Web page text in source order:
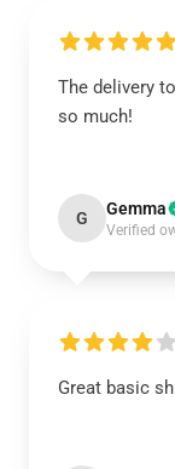
The delivery
so much!
G Gemma
Verified
Great basic